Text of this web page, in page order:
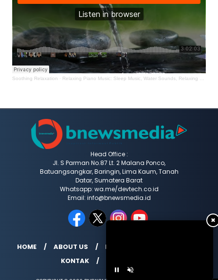
Soothing Relaxation · Relaxing Piano Music: Sleep Music, Water Sounds, Relaxing Music, Meditation Music ★47
✖
Head Office :
Jl. S Parman No.87 Lt. 2 Malana Ponco,
Batuangsangkar, Baringin, Lima Kaum, Tanah
Datar, Sumatera Barat
Whatsapp: wa.me/devtech.co.id
Email: info@bnewsmedia.id
HOME ABOUT US REDAKSI
KONTAK